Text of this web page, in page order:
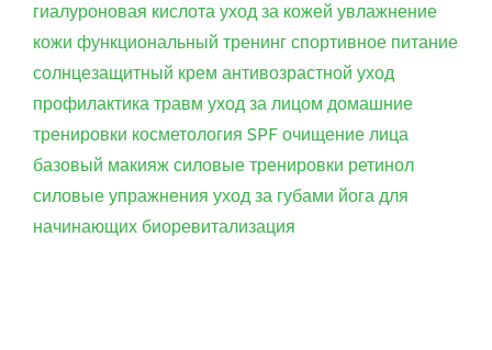
гиалуроновая кислота уход за кожей увлажнение
кожи функциональный тренинг спортивное питание
солнцезащитный крем антивозрастной уход
профилактика травм уход за лицом домашние
тренировки косметология SPF очищение лица
базовый макияж силовые тренировки ретинол
силовые упражнения уход за губами йога для
начинающих биоревитализация